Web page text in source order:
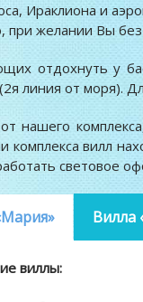
Ираклиона и
при желании Вы
отдохнуть у
линия от моря).
нашего
комплекса вилл
световое
Вилла
виллы: